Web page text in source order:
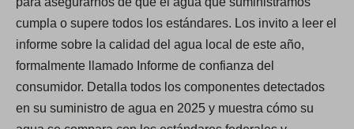
cumpla o supere todos los estándares. Los invito a leer el
informe sobre la calidad del agua local de este año,
formalmente llamado Informe de confianza del
consumidor. Detalla todos los componentes detectados
en su suministro de agua en 2025 y muestra cómo su